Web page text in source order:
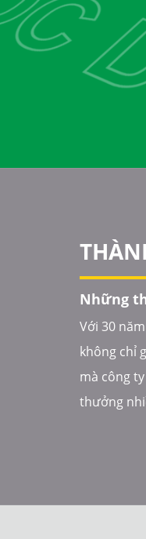
Những
Với 30
không chỉ
mà công
thưởng